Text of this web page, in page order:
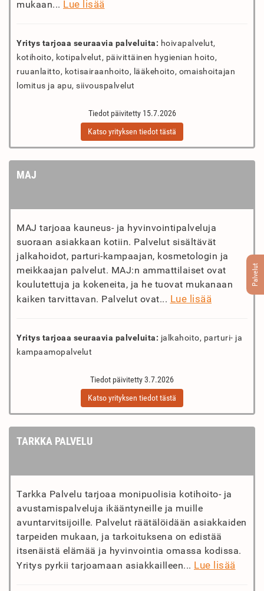
Palvelut
mukaan... Lue lisää
Yritys tarjoaa seuraavia palveluita: hoivapalvelut,
kotihoito, kotipalvelut, päivittäinen hygienian hoito,
ruuanlaitto, kotisairaanhoito, lääkehoito, omaishoitajan
lomitus ja apu, siivouspalvelut
Tiedot päivitetty 15.7.2026
Katso yrityksen tiedot tästä
MAJ
MAJ tarjoaa kauneus- ja hyvinvointipalveluja
suoraan asiakkaan kotiin. Palvelut sisältävät
jalkahoidot, parturi-kampaajan, kosmetologin ja
meikkaajan palvelut. MAJ:n ammattilaiset ovat
koulutettuja ja kokeneita, ja he tuovat mukanaan
kaiken tarvittavan. Palvelut ovat... Lue lisää
Yritys tarjoaa seuraavia palveluita: jalkahoito, parturi- ja
kampaamopalvelut
Tiedot päivitetty 3.7.2026
Katso yrityksen tiedot tästä
TARKKA PALVELU
Tarkka Palvelu tarjoaa monipuolisia kotihoito- ja
avustamispalveluja ikääntyneille ja muille
avuntarvitsijoille. Palvelut räätälöidään asiakkaiden
tarpeiden mukaan, ja tarkoituksena on edistää
itsenäistä elämää ja hyvinvointia omassa kodissa.
Yritys pyrkii tarjoamaan asiakkailleen... Lue lisää